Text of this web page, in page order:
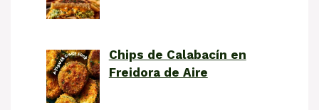
Chips de Calabacín en
Freidora de Aire